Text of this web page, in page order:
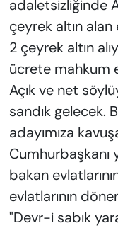
adaletsizliğinde
çeyrek altın
2 çeyrek altın
ücrete mahkum
Açık ve net
sandık gelecek.
adayımıza
Cumhurbaşkanı
bakan
evlatlarının
"Devr-i sabık